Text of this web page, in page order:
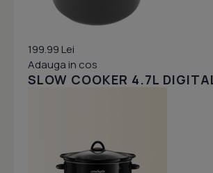
199.99 Lei
Adauga in cos
SLOW COOKER 4.7L